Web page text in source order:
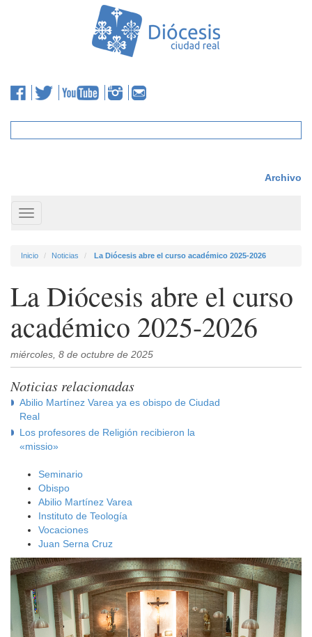
Archivo
Toggle
navigation
Inicio Noticias La Diócesis abre el curso académico 2025-2026
La Diócesis abre el curso
académico 2025-2026
miércoles, 8 de octubre de 2025
Noticias relacionadas
Abilio Martínez Varea ya es obispo de Ciudad
Real
Los profesores de Religión recibieron la
«missio»
Seminario
Obispo
Abilio Martínez Varea
Instituto de Teología
Vocaciones
Juan Serna Cruz